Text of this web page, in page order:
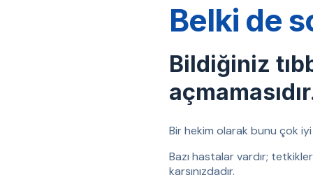
Belki de
Bildiğiniz
Bir hekim olarak bunu çok
Bazı hastalar vardır;
karşınızdadır.